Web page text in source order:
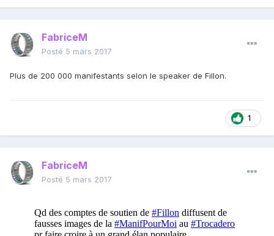
FabriceM
Posté 5 mars 2017
Plus de 200 000 manifestants selon le speaker de Fillon.
1
FabriceM
Posté 5 mars 2017